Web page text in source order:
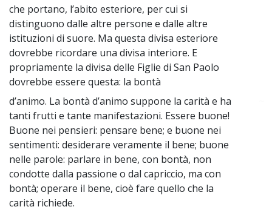
che portano, l’abito esteriore, per cui si
distinguono dalle altre persone e dalle altre
istituzioni di suore. Ma questa divisa esteriore
dovrebbe ricordare una divisa interiore. E
propriamente la divisa delle Figlie di San Paolo
dovrebbe essere questa: la bontà
d’animo. La bontà d’animo suppone la carità e ha
tanti frutti e tante manifestazioni. Essere buone!
Buone nei pensieri: pensare bene; e buone nei
sentimenti: desiderare veramente il bene; buone
nelle parole: parlare in bene, con bontà, non
condotte dalla passione o dal capriccio, ma con
bontà; operare il bene, cioè fare quello che la
carità richiede.